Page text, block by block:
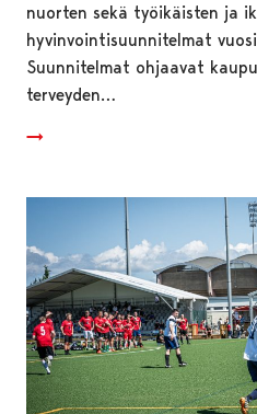
nuorten sekä työikäisten ja
hyvinvointisuunnitelmat
Suunnitelmat ohjaavat
terveyden…